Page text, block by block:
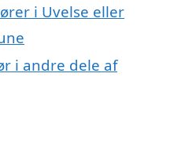
i Uvelse eller
i andre dele af